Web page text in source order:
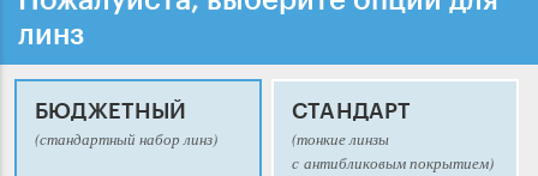
линз
БЮДЖЕТНЫЙ
(стандартный набор линз)
СТАНДАРТ
(тонкие линзы
с антибликовым покрытием)